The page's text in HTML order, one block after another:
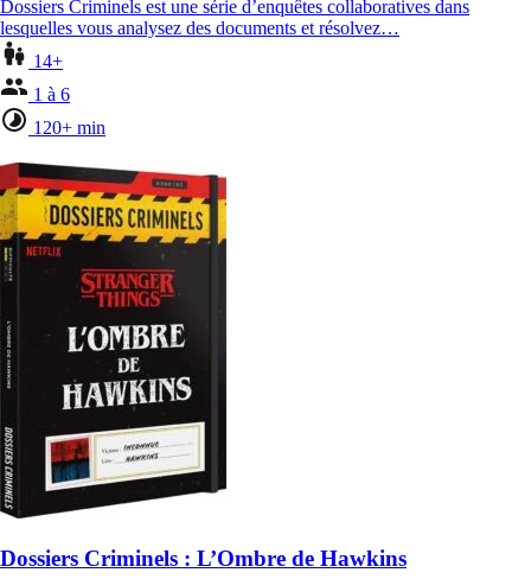
Dossiers Criminels est une série d’enquêtes collaboratives dans
lesquelles vous analysez des documents et résolvez…
14+
1 à 6
120+ min
Dossiers Criminels : L’Ombre de Hawkins